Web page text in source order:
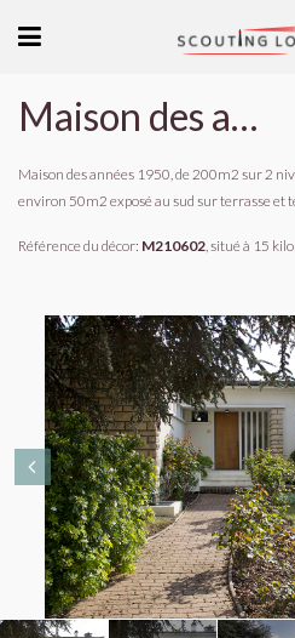
Maison des années 1950
Maison des années 1950, de 200m2 sur 2
environ 50m2 exposé au sud sur terrasse et
Référence du décor: M210602, situé à 15